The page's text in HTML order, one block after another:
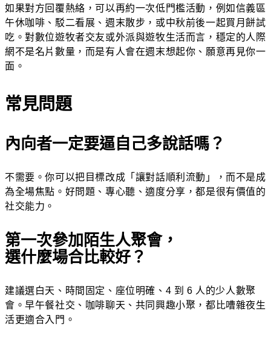
如果對方回覆熱絡，可以再約一次低門檻活動，例如信義區
午休咖啡、駁二看展、週末散步，或中秋前後一起買月餅試
吃。對數位遊牧者交友或外派與遊牧生活而言，穩定的人際
網不是名片數量，而是有人會在週末想起你、願意再見你一
面。
常見問題
內向者一定要逼自己多說話嗎？
不需要。你可以把目標改成「讓對話順利流動」，而不是成
為全場焦點。好問題、專心聽、適度分享，都是很有價值的
社交能力。
第一次參加陌生人聚會，
選什麼場合比較好？
建議選白天、時間固定、座位明確、4 到 6 人的少人數聚
會。早午餐社交、咖啡聊天、共同興趣小聚，都比嘈雜夜生
活更適合入門。